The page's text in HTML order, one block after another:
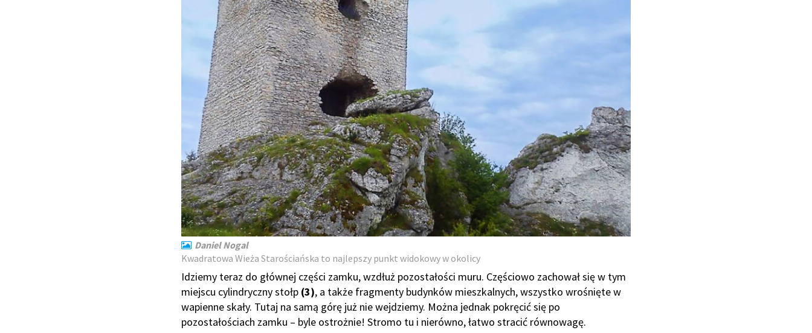
Daniel Nogal
Kwadratowa Wieża Starościańska to najlepszy punkt widokowy w okolicy
Idziemy teraz do głównej części zamku, wzdłuż pozostałości muru. Częściowo zachował się w tym
miejscu cylindryczny stołp (3), a także fragmenty budynków mieszkalnych, wszystko wrośnięte w
wapienne skały. Tutaj na samą górę już nie wejdziemy. Można jednak pokręcić się po
pozostałościach zamku – byle ostrożnie! Stromo tu i nierówno, łatwo stracić równowagę.